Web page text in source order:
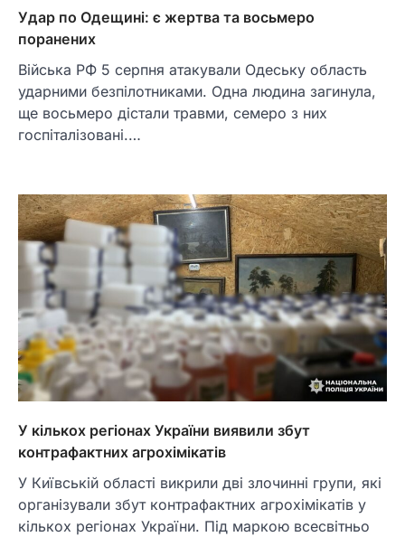
Удар по Одещині: є жертва та восьмеро
поранених
Війська РФ 5 серпня атакували Одеську область
ударними безпілотниками. Одна людина загинула,
ще восьмеро дістали травми, семеро з них
госпіталізовані.…
У кількох регіонах України виявили збут
контрафактних агрохімікатів
У Київській області викрили дві злочинні групи, які
організували збут контрафактних агрохімікатів у
кількох регіонах України. Під маркою всесвітньо